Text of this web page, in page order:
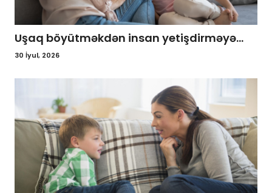
Uşaq böyütməkdən insan yetişdirməyə...
30 İyul, 2026